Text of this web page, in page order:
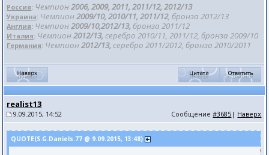
Россия: Чемпион2006, 2009, 2011, 2011/12, 2012/13
Украина: Чемпион2009/10, 2010/11, 2011/12, бронза 2012/13
Англия: Чемпион2009/10,2012/13, бронза 2011/12
Италия: Чемпион2012/13, серебро 2010/11, 2011/12, бронза 2009/10
Германия: Чемпион2012/13, серебро 2011/2012, бронза 2010/2011
realist13
9.09.2015, 14:52 Сообщение#3685 | Наверх
QUOTE(S.G.Daniels.77 @ 9.09.2015, 13:48)